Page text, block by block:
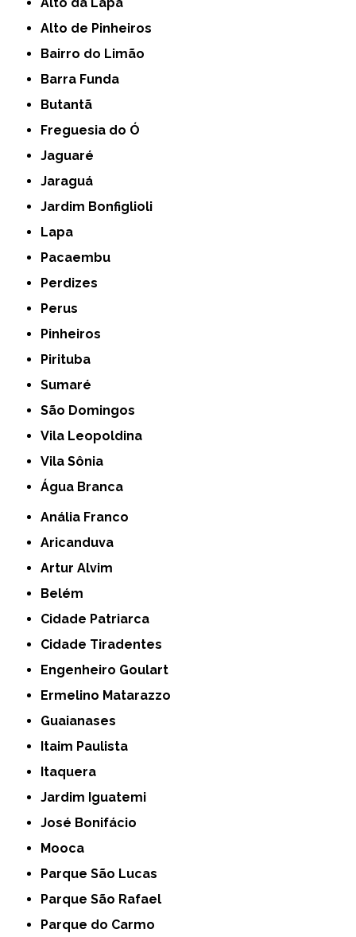
Alto de Pinheiros
Bairro do Limão
Barra Funda
Butantã
Freguesia do Ó
Jaguaré
Jaraguá
Jardim Bonfiglioli
Lapa
Pacaembu
Perdizes
Perus
Pinheiros
Pirituba
Sumaré
São Domingos
Vila Leopoldina
Vila Sônia
Água Branca
Anália Franco
Aricanduva
Artur Alvim
Belém
Cidade Patriarca
Cidade Tiradentes
Engenheiro Goulart
Ermelino Matarazzo
Guaianases
Itaim Paulista
Itaquera
Jardim Iguatemi
José Bonifácio
Mooca
Parque São Lucas
Parque São Rafael
Parque do Carmo